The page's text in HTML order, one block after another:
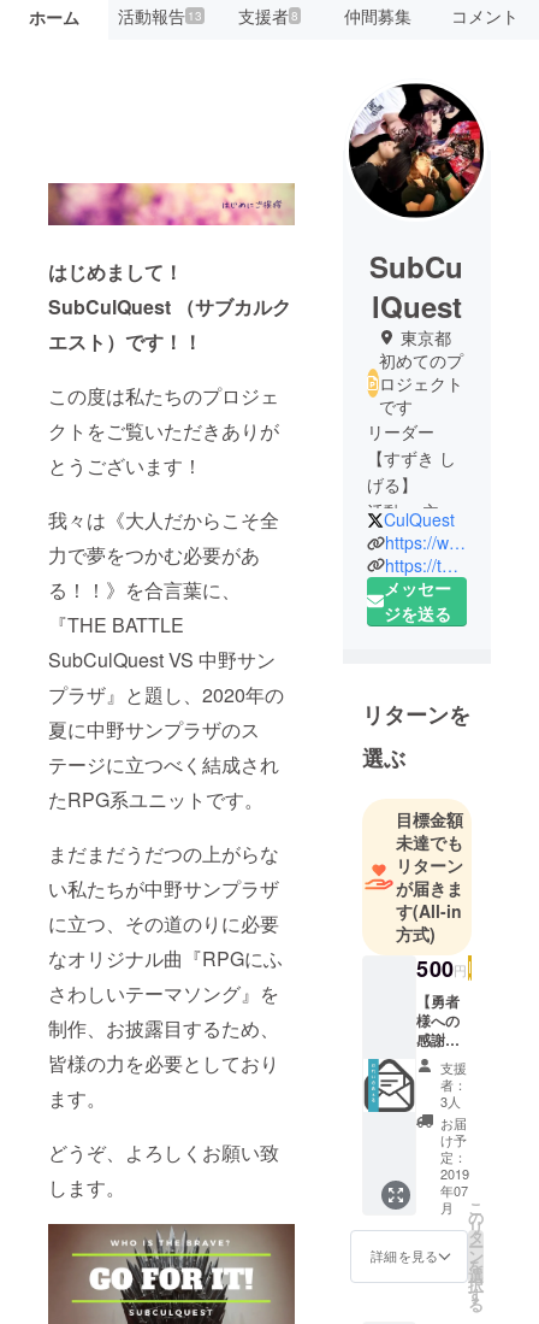
ホーム 活動報告13 支援者8 仲間募集 コメント
はじめまして！
SubCulQuest （サブカルク
エスト）です！！
この度は私たちのプロジェ
クトをご覧いただきありが
とうございます！
我々は《大人だからこそ全
力で夢をつかむ必要があ
る！！》を合言葉に、
『THE BATTLE
SubCulQuest VS 中野サン
プラザ』と題し、2020年の
夏に中野サンプラザのス
テージに立つべく結成され
たRPG系ユニットです。
まだまだうだつの上がらな
い私たちが中野サンプラザ
に立つ、その道のりに必要
なオリジナル曲『RPGにふ
さわしいテーマソング』を
制作、お披露目するため、
皆様の力を必要としており
ます。
どうぞ、よろしくお願い致
します。
SubCu
lQuest
東京都
初めてのプ
ロジェクト
です
リーダー
【すずき し
げる】
活動： 主に
シンガーと
して活動し
ながら、ご
縁があり
仕事をさせ
ていただき
ました。
都内をはじ
め、栃木や
新潟でも活
動していま
す。
趣味： Fit
特技： 妄想
SubCulQues
tはリーダー
【シンガー
ソングライ
ター】【役
者】【声
優】【モデ
CulQuest
https://www.suzuking.net/
https://twitter.com/CulQuest?s=06
メッセー
ジを送る
リターンを
選ぶ
目標金額
未達でも
リターン
が届きま
す(All-in
方式)
500円
【勇者
様への
感謝状
コー
ス】 お
礼メー
ル
支援
者：
3人
お届
け予
定：
2019
年07
月
詳細を見る
こ
の
リ
タ
ー
ン
を
選
択
す
る